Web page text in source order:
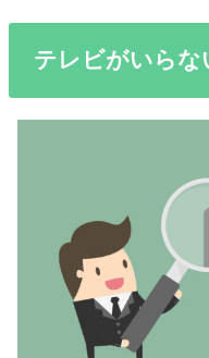
テレビがいらな